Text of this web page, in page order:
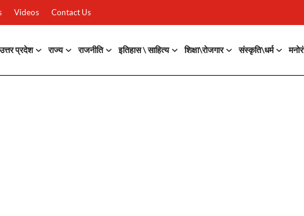
Videos Contact Us
उत्तर प्रदेश राज्य राजनीति इतिहास \ साहित्य शिक्षा\रोजगार संस्कृति\धर्म